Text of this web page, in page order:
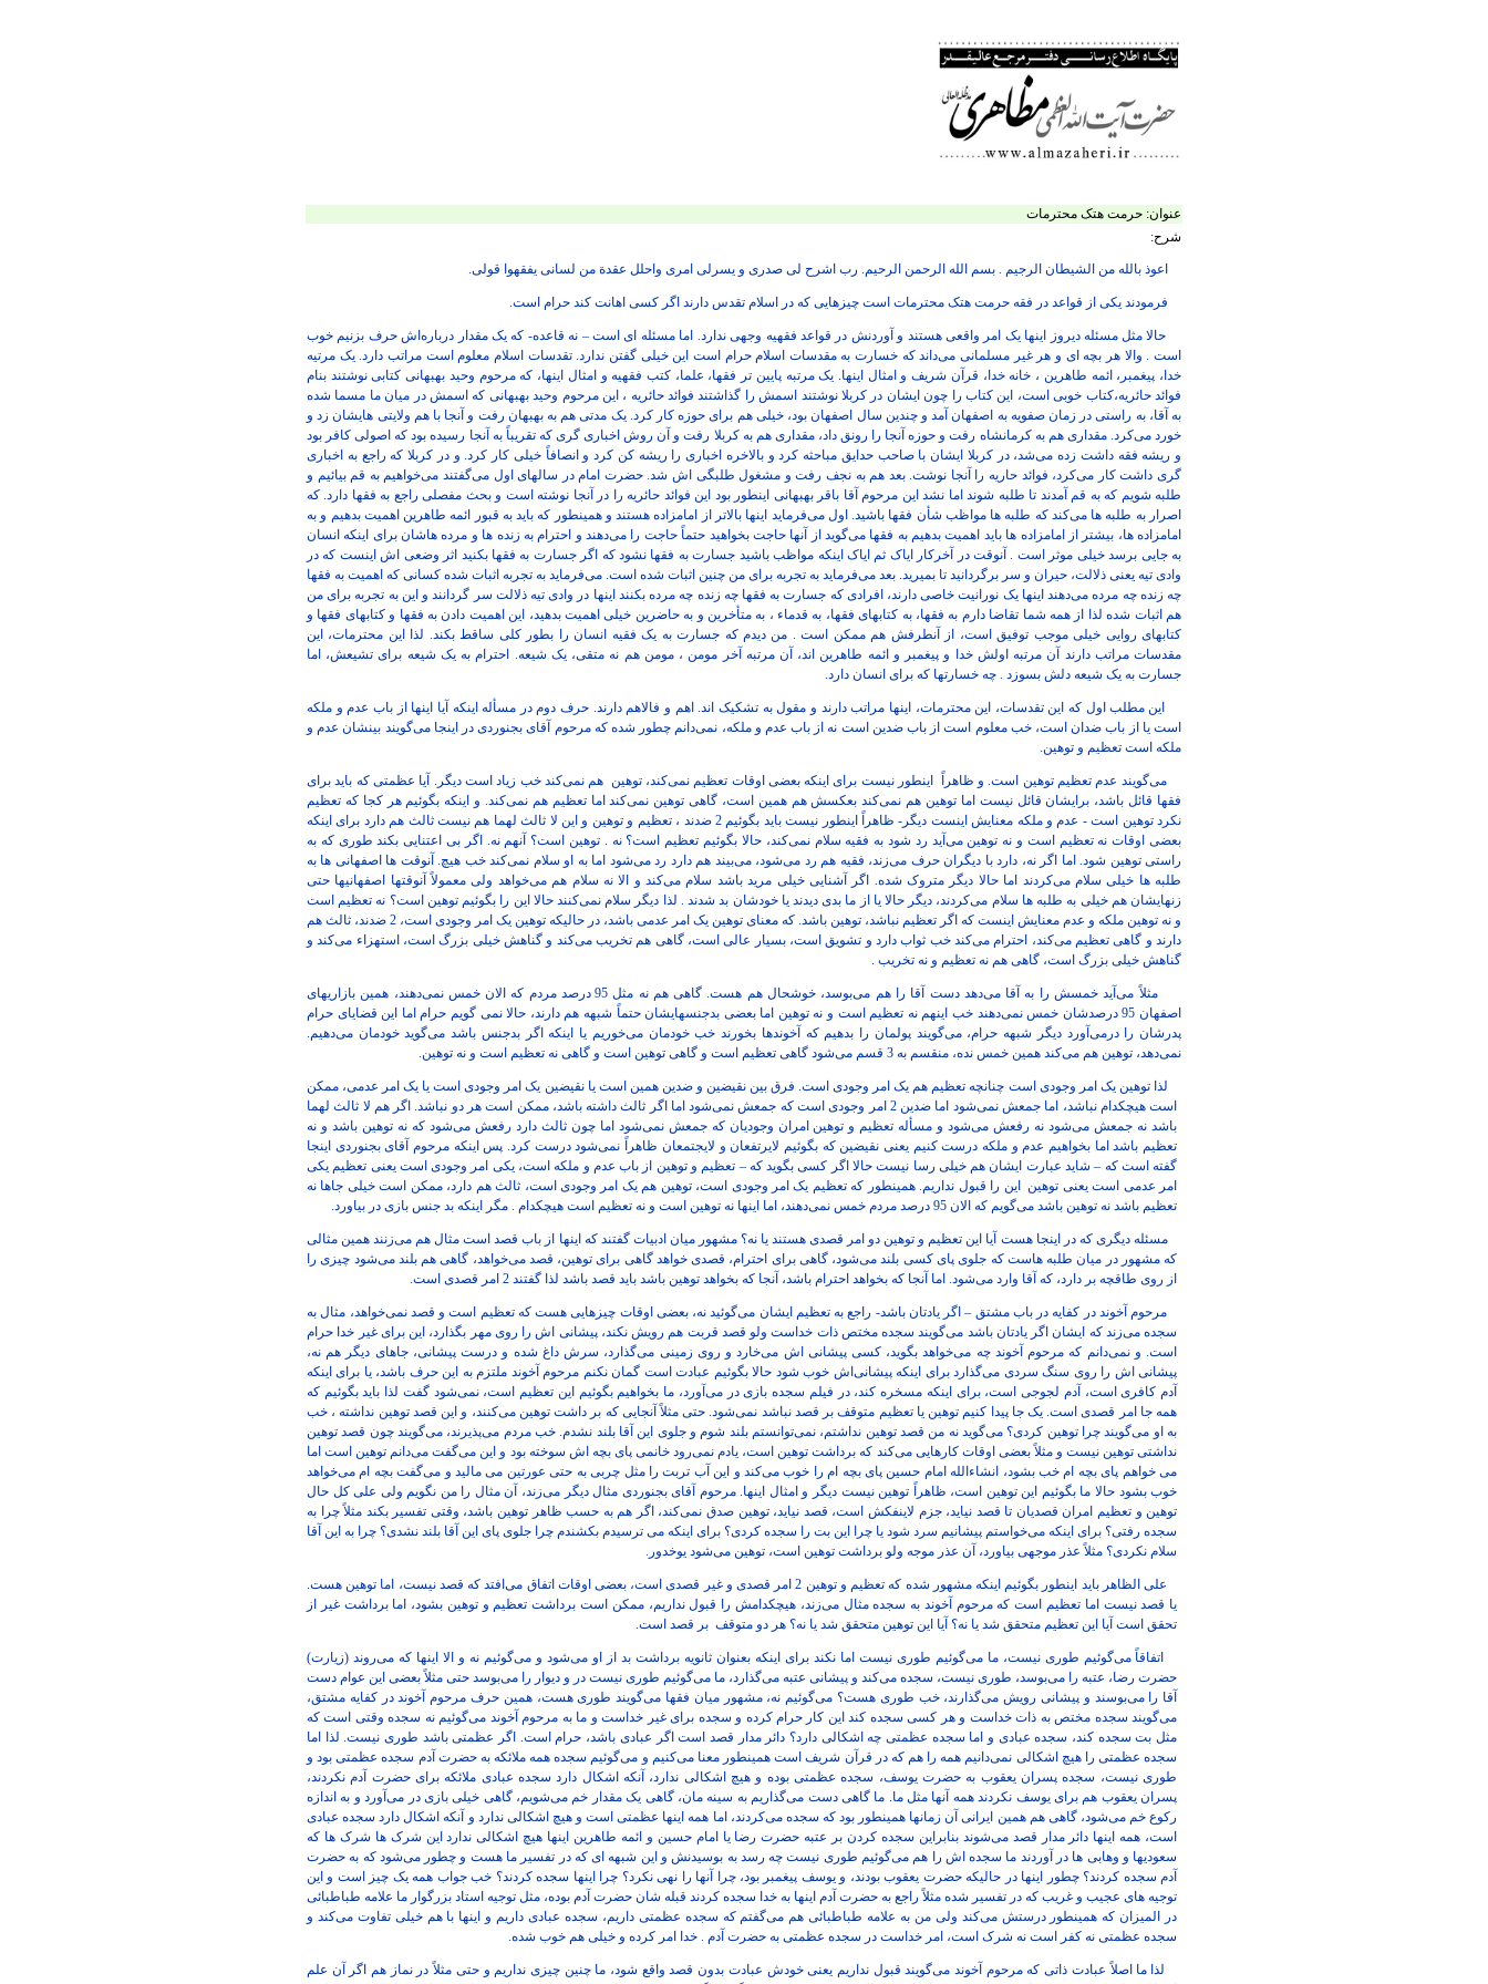
عنوان: حرمت هتک محترمات
شرح:
اعوذ بالله من الشیطان الرجیم . بسم الله الرحمن الرحیم. رب اشرح لی صدری و یسرلی امری واحلل عقدﺓ من لسانی یفقهوا قولی.
فرمودند یکی از قواعد در فقه حرمت هتک محترمات است چیزهایی که در اسلام تقدس دارند اگر کسی اهانت کند حرام است.
حالا مثل مسئله دیروز اینها یک امر واقعی هستند و آوردنش در قواعد فقهیه وجهی ندارد. اما مسئله ای است – نه قاعده- که یک مقدار درباره‌اش حرف بزنیم خوب
است . والا هر بچه ای و هر غیر مسلمانی می‌داند که خسارت به مقدسات اسلام حرام است این خیلی گفتن ندارد. تقدسات اسلام معلوم است مراتب دارد. یک مرتیه
خدا، پیغمبر، ائمه طاهرین ، خانه خدا، قرآن شریف و امثال اینها. یک مرتبه پایین تر فقها، علما، کتب فقهیه و امثال اینها، که مرحوم وحید بهبهانی کتابی نوشتند بنام
فوائد حائریه،کتاب خوبی است، این کتاب را چون ایشان در کربلا نوشتند اسمش را گذاشتند فوائد حائریه ، این مرحوم وحید بهبهانی که اسمش در میان ما مسما شده
به آقا، به راستی در زمان صفویه به اصفهان آمد و چندین سال اصفهان بود، خیلی هم برای حوزه کار کرد. یک مدتی هم به بهبهان رفت و آنجا با هم ولایتی هایشان زد و
خورد می‌کرد. مقداری هم به کرمانشاه رفت و حوزه آنجا را رونق داد، مقداری هم به کربلا رفت و آن روش اخباری گری که تقریباً به آنجا رسیده بود که اصولی کافر بود
و ریشه فقه داشت زده می‌شد، در کربلا ایشان با صاحب حدایق مباحثه کرد و بالاخره اخباری را ریشه کن کرد و انصافاً خیلی کار کرد. و در کربلا که راجع به اخباری
گری داشت کار می‌کرد، فوائد حاریه را آنجا نوشت. بعد هم به نجف رفت و مشغول طلبگی اش شد. حضرت امام در سالهای اول می‌گفتند می‌خواهیم به قم بیائیم و
طلبه شویم که به قم آمدند تا طلبه شوند اما نشد این مرحوم آقا باقر بهبهانی اینطور بود این فوائد حائریه را در آنجا نوشته است و بحث مفصلی راجع به فقها دارد. که
اصرار به طلبه ها می‌کند که طلبه ها مواظب شأن فقها باشید. اول می‌فرماید اینها بالاتر از امامزاده هستند و همینطور که باید به قبور ائمه طاهرین اهمیت بدهیم و به
امامزاده ها، بیشتر از امامزاده ها باید اهمیت بدهیم به فقها می‌گوید از آنها حاجت بخواهید حتماً حاجت را می‌دهند و احترام به زنده ها و مرده هاشان برای اینکه انسان
به جایی برسد خیلی موثر است . آنوقت در آخرکار ایاک ثم ایاک اینکه مواظب باشید جسارت به فقها نشود که اگر جسارت به فقها بکنید اثر وضعی اش اینست که در
وادی تیه یعنی ذلالت، حیران و سر برگردانید تا بمیرید. بعد می‌فرماید به تجربه برای من چنین اثبات شده است. می‌فرماید به تجربه اثبات شده کسانی که اهمیت به فقها
چه زنده چه مرده می‌دهند اینها یک نورانیت خاصی دارند، افرادی که جسارت به فقها چه زنده چه مرده بکنند اینها در وادی تیه ذلالت سر گردانند و این به تجربه برای من
هم اثبات شده لذا از همه شما تقاضا دارم به فقها، به کتابهای فقها، به قدماء ، به متأخرین و به حاضرین خیلی اهمیت بدهید، این اهمیت دادن به فقها و کتابهای فقها و
کتابهای روایی خیلی موجب توفیق است، از آنطرفش هم ممکن است . من دیدم که جسارت به یک فقیه انسان را بطور کلی ساقط بکند. لذا این محترمات، این
مقدسات مراتب دارند آن مرتبه اولش خدا و پیغمبر و ائمه طاهرین اند، آن مرتبه آخر مومن ، مومن هم نه متقی، یک شیعه. احترام به یک شیعه برای تشیعش، اما
جسارت به یک شیعه دلش بسوزد . چه خسارتها که برای انسان دارد.
این مطلب اول که این تقدسات، این محترمات، اینها مراتب دارند و مقول به تشکیک اند. اهم و فالاهم دارند. حرف دوم در مسأله اینکه آیا اینها از باب عدم و ملکه
است یا از باب ضدان است، خب معلوم است از باب ضدین است نه از باب عدم و ملکه، نمی‌دانم چطور شده که مرحوم آقای بجنوردی در اینجا می‌گویند بینشان عدم و
ملکه است تعظیم و توهین.
می‌گویند عدم تعظیم توهین است. و ظاهراً اینطور نیست برای اینکه بعضی اوقات تعظیم نمی‌کند، توهین هم نمی‌کند خب زیاد است دیگر. آیا عظمتی که باید برای
فقها قائل باشد، برایشان قائل نیست اما توهین هم نمی‌کند بعکسش هم همین است، گاهی توهین نمی‌کند اما تعظیم هم نمی‌کند. و اینکه بگوئیم هر کجا که تعظیم
نکرد توهین است - عدم و ملکه معنایش اینست دیگر- ظاهراً اینطور نیست باید بگوئیم 2 ضدند ، تعظیم و توهین و این لا ثالث لهما هم نیست ثالث هم دارد برای اینکه
بعضی اوقات نه تعظیم است و نه توهین می‌آید رد شود به فقیه سلام نمی‌کند، حالا بگوئیم تعظیم است؟ نه . توهین است؟ آنهم نه. اگر بی اعتنایی بکند طوری که به
راستی توهین شود. اما اگر نه، دارد با دیگران حرف می‌زند، فقیه هم رد می‌شود، می‌بیند هم دارد رد می‌شود اما به او سلام نمی‌کند خب هیچ. آنوقت ها اصفهانی ها به
طلبه ها خیلی سلام می‌کردند اما حالا دیگر متروک شده. اگر آشنایی خیلی مرید باشد سلام می‌کند و الا نه سلام هم می‌خواهد ولی معمولاً آنوقتها اصفهانیها حتی
زنهایشان هم خیلی به طلبه ها سلام می‌کردند، دیگر حالا یا از ما بدی دیدند یا خودشان بد شدند . لذا دیگر سلام نمی‌کنند حالا این را بگوئیم توهین است؟ نه تعظیم است
و نه توهین ملکه و عدم معنایش اینست که اگر تعظیم نباشد، توهین باشد. که معنای توهین یک امر عدمی باشد، در حالیکه توهین یک امر وجودی است، 2 ضدند، ثالث هم
دارند و گاهی تعظیم می‌کند، احترام می‌کند خب ثواب دارد و تشویق است، بسیار عالی است، گاهی هم تخریب می‌‌کند و گناهش خیلی بزرگ است، استهزاء می‌کند و
گناهش خیلی بزرگ است، گاهی هم نه تعظیم و نه تخریب .
مثلاً می‌آید خمسش را به آقا می‌دهد دست آقا را هم می‌بوسد، خوشحال هم هست. گاهی هم نه مثل 95 درصد مردم که الان خمس نمی‌دهند، همین بازاریهای
اصفهان 95 درصدشان خمس نمی‌دهند خب اینهم نه تعظیم است و نه توهین اما بعضی بدجنسهایشان حتماً شبهه هم دارند، حالا نمی گویم حرام اما این قضایای حرام
پدرشان را درمی‌آورد دیگر شبهه حرام، می‌گویند پولمان را بدهیم که آخوندها بخورند خب خودمان می‌خوریم یا اینکه اگر بدجنس باشد می‌گوید خودمان می‌دهیم.
نمی‌دهد، توهین هم می‌کند همین خمس نده، منقسم به 3 قسم می‌شود گاهی تعظیم است و گاهی توهین است و گاهی نه تعظیم است و نه توهین.
لذا توهین یک امر وجودی است چنانچه تعظیم هم یک امر وجودی است. فرق بین نقیضین و ضدین همین است یا نقیضین یک امر وجودی است یا یک امر عدمی، ممکن
است هیچکدام نباشد، اما جمعش نمی‌شود اما ضدین 2 امر وجودی است که جمعش نمی‌شود اما اگر ثالث داشته باشد، ممکن است هر دو نباشد. اگر هم لا ثالث لهما
باشد نه جمعش می‌شود نه رفعش می‌شود و مسأله تعظیم و توهین امران وجودیان که جمعش نمی‌شود اما چون ثالث دارد رفعش می‌شود که نه توهین باشد و نه
تعظیم باشد اما بخواهیم عدم و ملکه درست کنیم یعنی نقیضین که بگوئیم لایرتفعان و لایجتمعان ظاهراً نمی‌شود درست کرد. پس اینکه مرحوم آقای بجنوردی اینجا
گفته است که – شاید عبارت ایشان هم خیلی رسا نیست حالا اگر کسی بگوید که – تعظیم و توهین از باب عدم و ملکه است، یکی امر وجودی است یعنی تعظیم یکی
امر عدمی است یعنی توهین
این را قبول نداریم. همینطور که تعظیم یک امر وجودی است، توهین هم یک امر وجودی است، ثالث هم دارد، ممکن است خیلی جاها نه
تعظیم باشد نه توهین باشد می‌گویم که الان 95 درصد مردم خمس نمی‌دهند، اما اینها نه توهین است و نه تعظیم است هیچکدام . مگر اینکه بد جنس بازی در بیاورد.
مسئله دیگری که در اینجا هست آیا این تعظیم و توهین دو امر قصدی هستند یا نه؟ مشهور میان ادبیات گفتند که اینها از باب قصد است مثال هم می‌زنند همین مثالی
که مشهور در میان طلبه هاست که جلوی پای کسی بلند می‌شود، گاهی برای احترام، قصدی خواهد گاهی برای توهین، قصد می‌خواهد، گاهی هم بلند می‌شود چیزی را
از روی طاقچه بر دارد، که آقا وارد می‌شود. اما آنجا که بخواهد احترام باشد، آنجا که بخواهد توهین باشد باید قصد باشد لذا گفتند 2 امر قصدی است.
مرحوم آخوند در کفایه در باب مشتق – اگر یادتان باشد- راجع به تعظیم ایشان می‌گوئید نه، بعضی اوقات چیزهایی هست که تعظیم است و قصد نمی‌خواهد، مثال به
سجده می‌زند که ایشان اگر یادتان باشد می‌گویند سجده مختص ذات خداست ولو قصد قربت هم رویش نکند، پیشانی اش را روی مهر بگذارد، این برای غیر خدا حرام
است. و نمی‌دانم که مرحوم آخوند چه می‌خواهد بگوید، کسی پیشانی اش می‌خارد و روی زمینی می‌گذارد، سرش داغ شده و درست پیشانی، جاهای دیگر هم نه،
پیشانی اش را روی سنگ سردی می‌گذارد برای اینکه پیشانی‌‌‌‌‌اش خوب شود حالا بگوئیم عبادت است گمان نکنم مرحوم آخوند ملتزم به این حرف باشد، یا برای اینکه
آدم کافری است، آدم لجوجی است، برای اینکه مسخره کند، در فیلم سجده بازی در می‌آورد، ما بخواهیم بگوئیم این تعظیم است، نمی‌شود گفت لذا باید بگوئیم که
همه جا امر قصدی است. یک جا پیدا کنیم توهین یا تعظیم متوقف بر قصد نباشد نمی‌شود. حتی مثلاً آنجایی که بر داشت توهین می‌کنند، و این قصد توهین نداشته ، خب
به او می‌گویند چرا توهین کردی؟ می‌گوید نه من قصد توهین نداشتم، نمی‌توانستم بلند شوم و جلوی این آقا بلند نشدم. خب مردم می‌پذیرند، می‌گویند چون قصد توهین
نداشتی توهین نیست و مثلاً بعضی اوقات کارهایی می‌کند که برداشت توهین است، یادم نمی‌رود خانمی پای بچه اش سوخته بود و این می‌گفت می‌دانم توهین است اما
می خواهم پای بچه ام خب بشود، انشاءالله امام حسین پای بچه ام را خوب می‌کند و این آب تربت را مثل چربی به حتی عورتین می مالید و می‌گفت بچه ام می‌خواهد
خوب بشود حالا ما بگوئیم این توهین است، ظاهراً توهین نیست دیگر و امثال اینها. مرحوم آقای بجنوردی مثال دیگر می‌زند، آن مثال را من نگویم ولی علی کل حال
توهین و تعظیم امران قصدیان تا قصد نیاید، جزم لاینفکش است، قصد نیاید، توهین صدق نمی‌کند، اگر هم به حسب ظاهر توهین باشد، وقتی تفسیر بکند مثلاً چرا به
سجده رفتی؟ برای اینکه می‌خواستم پیشانیم سرد شود یا چرا این بت را سجده کردی؟ برای اینکه می ترسیدم بکشندم چرا جلوی پای این آقا بلند نشدی؟ چرا به این آقا
سلام نکردی؟ مثلاً عذر موجهی بیاورد، آن عذر موجه ولو برداشت توهین است، توهین می‌شود یوخدور.
علی الظاهر باید اینطور بگوئیم اینکه مشهور شده که تعظیم و توهین 2 امر قصدی و غیر قصدی است، بعضی اوقات اتفاق می‌افتد که قصد نیست، اما توهین هست.
یا قصد نیست اما تعظیم است که مرحوم آخوند به سجده مثال می‌زند، هیچکدامش را قبول نداریم، ممکن است برداشت تعظیم و توهین بشود، اما برداشت غیر از
تحقق است آیا این تعظیم متحقق شد یا نه؟ آیا این توهین متحقق شد یا نه؟ هر دو متوقف بر قصد است.
اتفاقاً می‌گوئیم طوری نیست، ما می‌گوئیم طوری نیست اما نکند برای اینکه بعنوان ثانویه برداشت بد از او می‌شود و می‌گوئیم نه و الا اینها که می‌روند (زیارت)
حضرت رضا، عتبه را می‌بوسد، طوری نیست، سجده می‌کند و پیشانی عتبه می‌گذارد، ما می‌گوئیم طوری نیست در و دیوار را می‌بوسد حتی مثلاً بعضی این عوام دست
آقا را می‌بوسند و پیشانی رویش می‌گذارند، خب طوری هست؟ می‌گوئیم نه، مشهور میان فقها می‌گویند طوری هست، همین حرف مرحوم آخوند در کفایه مشتق،
می‌گویند سجده مختص به ذات خداست و هر کسی سجده کند این کار حرام کرده و سجده برای غیر خداست و ما به مرحوم آخوند می‌گوئیم نه سجده وقتی است که
مثل بت سجده کند، سجده عبادی و اما سجده عظمتی چه اشکالی دارد؟ دائر مدار قصد است اگر عبادی باشد، حرام است. اگر عظمتی باشد طوری نیست. لذا اما
سجده عظمتی را هیچ اشکالی نمی‌دانیم همه را هم که در قرآن شریف است همینطور معنا می‌کنیم و می‌گوئیم سجده همه ملائکه به حضرت آدم سجده عظمتی بود و
طوری نیست، سجده پسران یعقوب به حضرت یوسف، سجده عظمتی بوده و هیچ اشکالی ندارد، آنکه اشکال دارد سجده عبادی ملائکه برای حضرت آدم نکردند،
پسران یعقوب هم برای یوسف نکردند همه آنها مثل ما. ما گاهی دست می‌گذاریم به سینه مان، گاهی یک مقدار خم می‌شویم، گاهی خیلی بازی در می‌آورد و به اندازه
رکوع خم می‌شود، گاهی هم همین ایرانی آن زمانها همینطور بود که سجده می‌کردند، اما همه اینها عظمتی است و هیچ اشکالی ندارد و آنکه اشکال دارد سجده عبادی
است، همه اینها دائر مدار قصد می‌شوند بنابراین سجده کردن بر عتبه حضرت رضا یا امام حسین و ائمه طاهرین اینها هیچ اشکالی ندارد این شرک ها شرک ها که
سعودیها و وهابی ها در آوردند ما سجده اش را هم می‌گوئیم طوری نیست چه رسد به بوسیدنش و این شبهه ای که در تفسیر ما هست و چطور می‌شود که به حضرت
آدم سجده کردند؟ چطور اینها در حالیکه حضرت یعقوب بودند، و یوسف پیغمبر بود، چرا آنها را نهی نکرد؟ چرا اینها سجده کردند؟ خب جواب همه یک چیز است و این
توجیه های عجیب و غریب که در تفسیر شده مثلاً راجع به حضرت آدم اینها به خدا سجده کردند قبله شان حضرت آدم بوده، مثل توجیه استاد بزرگوار ما علامه طباطبائی
در المیزان که همینطور درستش می‌کند ولی من به علامه طباطبائی هم می‌گفتم که سجده عظمتی داریم، سجده عبادی داریم و اینها با هم خیلی تفاوت می‌کند و
سجده عظمتی نه کفر است نه شرک است، امر خداست در سجده عظمتی به حضرت آدم . خدا امر کرده و خیلی هم خوب شده.
لذا ما اصلاً عبادت ذاتی که مرحوم آخوند می‌گویند قبول نداریم یعنی خودش عبادت بدون قصد واقع شود، ما چنین چیزی نداریم و حتی مثلاً در نماز هم اگر آن علم